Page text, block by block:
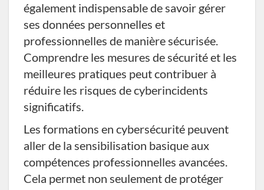
également indispensable de savoir gérer
ses données personnelles et
professionnelles de manière sécurisée.
Comprendre les mesures de sécurité et les
meilleures pratiques peut contribuer à
réduire les risques de cyberincidents
significatifs.
Les formations en cybersécurité peuvent
aller de la sensibilisation basique aux
compétences professionnelles avancées.
Cela permet non seulement de protéger